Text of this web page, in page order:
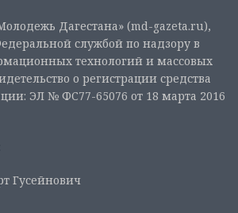
Дагестана» (md-gazeta.ru),
службой по надзору в
технологий и массовых
о регистрации средства
ЭЛ № ФС77-65076 от 18 марта 2016
Гусейнович